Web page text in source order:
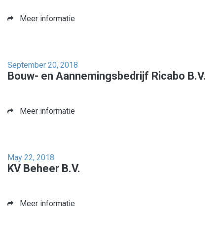
Meer informatie
September 20, 2018
Bouw- en Aannemingsbedrijf Ricabo B.V.
Meer informatie
May 22, 2018
KV Beheer B.V.
Meer informatie